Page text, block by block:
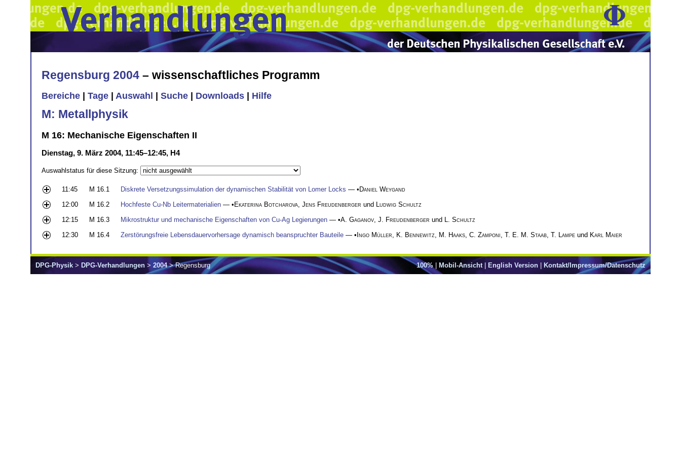
Regensburg 2004 – wissenschaftliches Programm
Bereiche Tage Auswahl Suche Downloads Hilfe
M: Metallphysik
M 16: Mechanische Eigenschaften II
Dienstag, 9. März 2004, 11:45–12:45, H4
Auswahlstatus für diese Sitzung:
11:45 M 16.1 Diskrete Versetzungssimulation der dynamischen Stabilität von Lomer Locks — •Daniel Weygand
12:00
M 16.2 Hochfeste Cu-Nb Leitermaterialien — •Ekaterina Botcharova Jens Freudenberger und Ludwig Schultz
12:15
M 16.3 Mikrostruktur und mechanische Eigenschaften von Cu-Ag Legierungen — •A. Gaganov J. Freudenberger und L. Schultz
12:30
M 16.4 Zerstörungsfreie Lebensdauervorhersage dynamisch beanspruchter Bauteile — •Ingo Müller K. Bennewitz M. Haaks C. Zamponi T. E. M. Staab T. Lampe und Karl Maier
100%| Mobil-Ansicht | English Version | Kontakt/Impressum/Datenschutz
DPG-Physik > DPG-Verhandlungen > 2004> Regensburg